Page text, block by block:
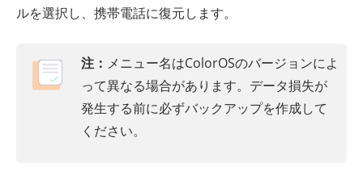
ルを選択し、携帯電話に復元します。
注： メニュー名はColorOSのバージョンによ
って異なる場合があります。データ損失が
発生する前に必ずバックアップを作成して
ください。